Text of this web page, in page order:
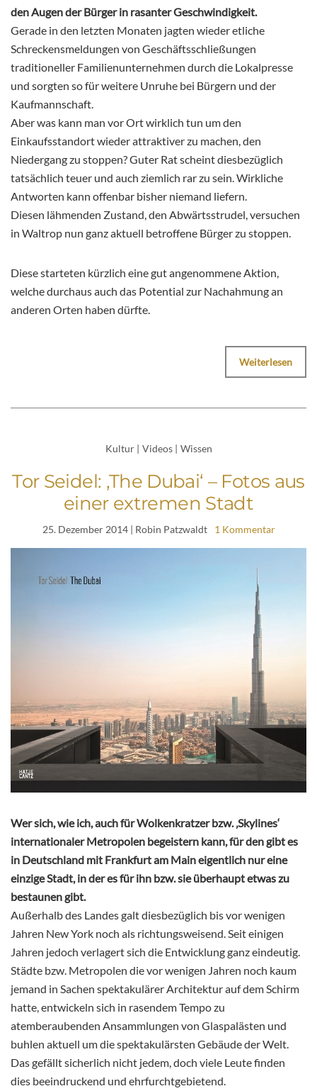
den Augen der Bürger in rasanter Geschwindigkeit.
Gerade in den letzten Monaten jagten wieder etliche
Schreckensmeldungen von Geschäftsschließungen
traditioneller Familienunternehmen durch die Lokalpresse
und sorgten so für weitere Unruhe bei Bürgern und der
Kaufmannschaft.
Aber was kann man vor Ort wirklich tun um den
Einkaufsstandort wieder attraktiver zu machen, den
Niedergang zu stoppen? Guter Rat scheint diesbezüglich
tatsächlich teuer und auch ziemlich rar zu sein. Wirkliche
Antworten kann offenbar bisher niemand liefern.
Diesen lähmenden Zustand, den Abwärtsstrudel, versuchen
in Waltrop nun ganz aktuell betroffene Bürger zu stoppen.
Diese starteten kürzlich eine gut angenommene Aktion,
welche durchaus auch das Potential zur Nachahmung an
anderen Orten haben dürfte.
Weiterlesen
Kultur | Videos | Wissen
Tor Seidel: ‚The Dubai‘ – Fotos aus
einer extremen Stadt
25. Dezember 2014| Robin Patzwaldt 1 Kommentar
Wer sich, wie ich, auch für Wolkenkratzer bzw. ‚Skylines‘
internationaler Metropolen begeistern kann, für den gibt es
in Deutschland mit Frankfurt am Main eigentlich nur eine
einzige Stadt, in der es für ihn bzw. sie überhaupt etwas zu
bestaunen gibt.
Außerhalb des Landes galt diesbezüglich bis vor wenigen
Jahren New York noch als richtungsweisend. Seit einigen
Jahren jedoch verlagert sich die Entwicklung ganz eindeutig.
Städte bzw. Metropolen die vor wenigen Jahren noch kaum
jemand in Sachen spektakulärer Architektur auf dem Schirm
hatte, entwickeln sich in rasendem Tempo zu
atemberaubenden Ansammlungen von Glaspalästen und
buhlen aktuell um die spektakulärsten Gebäude der Welt.
Das gefällt sicherlich nicht jedem, doch viele Leute finden
dies beeindruckend und ehrfurchtgebietend.